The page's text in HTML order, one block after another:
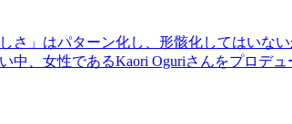
」はパターン化し、形骸化してはいな
、女性であるKaori Oguriさんをプロデ